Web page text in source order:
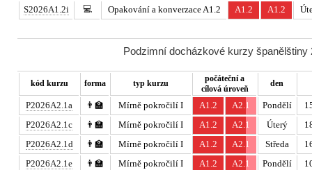
S2026A1.2i
💻 Opakování a konverzace A1.2 A1.2 A1.2
Podzimní docházkové kurzy
kód kurzu forma typ kurzu
počáteční a
cílová úroveň
den
P2026A2.1a 👨‍🏫 Mírně pokročilí I A1.2 A2.1 Pondělí
P2026A2.1c
👨‍🏫 Mírně pokročilí I A1.2 A2.1 Úterý
P2026A2.1d
👨‍🏫 Mírně pokročilí I A1.2 A2.1 Středa
P2026A2.1e
👨‍🏫 Mírně pokročilí I A1.2 A2.1 Pondělí